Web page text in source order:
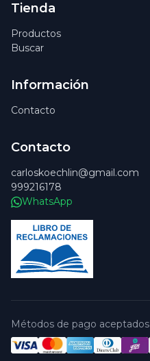
Tienda
Productos
Buscar
Información
Contacto
Contacto
carloskoechlin@gmail.com
999216178
WhatsApp
Métodos de pago aceptados